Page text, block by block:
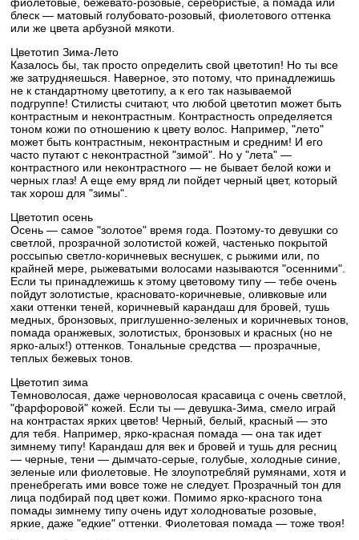
фиолетовые, бежевато-розовые, серебристые, а помада или
блеск — матовый голубовато-розовый, фиолетового оттенка
или же цвета арбузной мякоти.
Цветотип Зима-Лето
Казалось бы, так просто определить свой цветотип! Но ты все
же затрудняешься. Наверное, это потому, что принадлежишь
не к стандартному цветотипу, а к его так называемой
подгруппе! Стилисты считают, что любой цветотип может быть
контрастным и неконтрастным. Контрастность определяется
тоном кожи по отношению к цвету волос. Например, "лето"
может быть контрастным, неконтрастным и средним! И его
часто путают с неконтрастной "зимой". Но у "лета" —
контрастного или неконтрастного — не бывает белой кожи и
черных глаз! А еще ему вряд ли пойдет черный цвет, который
так хорош для "зимы".
Цветотип осень
Осень — самое "золотое" время года. Поэтому-то девушки со
светлой, прозрачной золотистой кожей, частенько покрытой
россыпью светло-коричневых веснушек, с рыжими или, по
крайней мере, рыжеватыми волосами называются "осенними".
Если ты принадлежишь к этому цветовому типу — тебе очень
пойдут золотистые, красновато-коричневые, оливковые или
хаки оттенки теней, коричневый карандаш для бровей, тушь
медных, бронзовых, приглушенно-зеленых и коричневых тонов,
помада оранжевых, золотистых, бронзовых и красных (но не
ярко-алых!) оттенков. Тональные средства — прозрачные,
теплых бежевых тонов.
Цветотип зима
Темноволосая, даже черноволосая красавица с очень светлой,
"фарфоровой" кожей. Если ты — девушка-Зима, смело играй
на контрастах ярких цветов! Черный, белый, красный — это
для тебя. Например, ярко-красная помада — она так идет
зимнему типу! Карандаш для век и бровей и тушь для ресниц
— черные, тени — дымчато-серые, голубые, холодные синие,
зеленые или фиолетовые. Не злоупотребляй румянами, хотя и
пренебрегать ими вовсе тоже не следует. Прозрачный тон для
лица подбирай под цвет кожи. Помимо ярко-красного тона
помады зимнему типу очень идут холодноватые розовые,
яркие, даже "едкие" оттенки. Фиолетовая помада — тоже твоя!